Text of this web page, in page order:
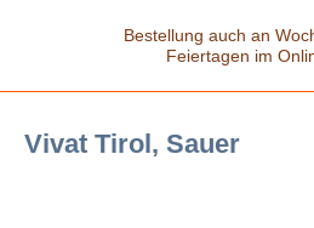
Bestellung auch an
Feiertagen im
Vivat Tirol, Sauer